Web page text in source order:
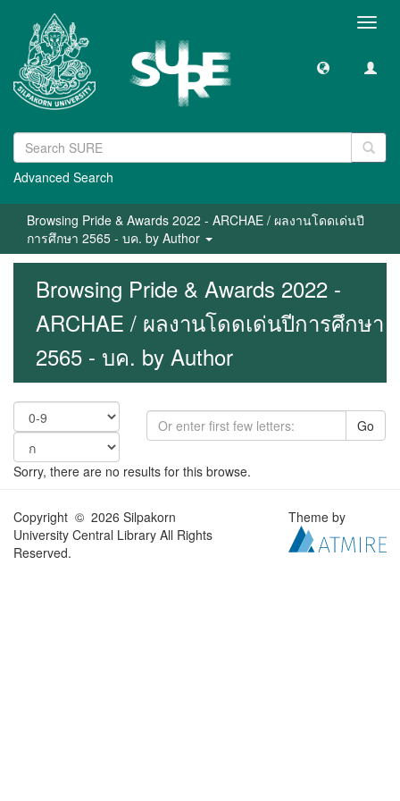
Advanced Search
Browsing Pride & Awards 2022 - ARCHAE / ผลงานโดดเด่นปี
การศึกษา 2565 - บค. by Author
Browsing Pride & Awards 2022 -
ARCHAE / ผลงานโดดเด่นปีการศึกษา
2565 - บค. by Author
Go
Sorry, there are no results for this browse.
Copyright © 2026 Silpakorn
University Central Library All Rights
Reserved.
Theme by